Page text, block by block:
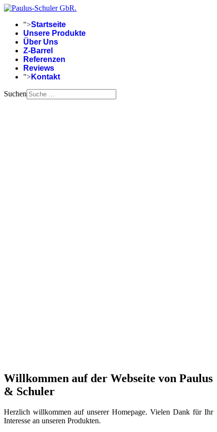
">Startseite
Unsere Produkte
Über Uns
Z-Barrel
Referenzen
Reviews
">Kontakt
Suchen
Willkommen auf der Webseite von Paulus
& Schuler
Herzlich willkommen auf unserer Homepage. Vielen Dank für Ihr
Interesse an unseren Produkten.